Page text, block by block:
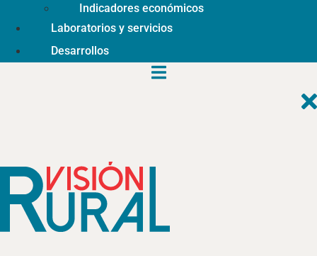
Indicadores económicos
Laboratorios y servicios
Desarrollos